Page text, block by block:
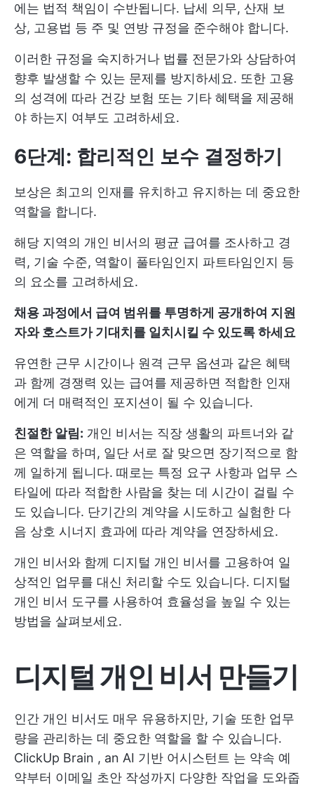
에는 법적 책임이 수반됩니다. 납세 의무, 산재 보
상, 고용법 등 주 및 연방 규정을 준수해야 합니다.
이러한 규정을 숙지하거나 법률 전문가와 상담하여
향후 발생할 수 있는 문제를 방지하세요. 또한 고용
의 성격에 따라 건강 보험 또는 기타 혜택을 제공해
야 하는지 여부도 고려하세요.
6단계: 합리적인 보수 결정하기
보상은 최고의 인재를 유치하고 유지하는 데 중요한
역할을 합니다.
해당 지역의 개인 비서의 평균 급여를 조사하고 경
력, 기술 수준, 역할이 풀타임인지 파트타임인지 등
의 요소를 고려하세요.
채용 과정에서 급여 범위를 투명하게 공개하여 지원
자와 호스트가 기대치를 일치시킬 수 있도록 하세요
유연한 근무 시간이나 원격 근무 옵션과 같은 혜택
과 함께 경쟁력 있는 급여를 제공하면 적합한 인재
에게 더 매력적인 포지션이 될 수 있습니다.
친절한 알림: 개인 비서는 직장 생활의 파트너와 같
은 역할을 하며, 일단 서로 잘 맞으면 장기적으로 함
께 일하게 됩니다. 때로는 특정 요구 사항과 업무 스
타일에 따라 적합한 사람을 찾는 데 시간이 걸릴 수
도 있습니다. 단기간의 계약을 시도하고 실험한 다
음 상호 시너지 효과에 따라 계약을 연장하세요.
개인 비서와 함께 디지털 개인 비서를 고용하여 일
상적인 업무를 대신 처리할 수도 있습니다. 디지털
개인 비서 도구를 사용하여 효율성을 높일 수 있는
방법을 살펴보세요.
디지털 개인 비서 만들기
인간 개인 비서도 매우 유용하지만, 기술 또한 업무
량을 관리하는 데 중요한 역할을 할 수 있습니다.
ClickUp Brain , an AI 기반 어시스턴트 는 약속 예
약부터 이메일 초안 작성까지 다양한 작업을 도와줍